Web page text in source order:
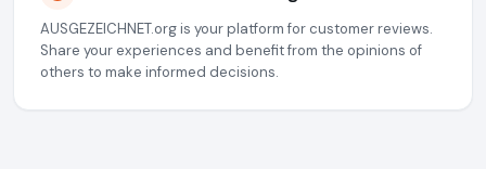
AUSGEZEICHNET.org is your platform for customer reviews.
Share your experiences and benefit from the opinions of
others to make informed decisions.